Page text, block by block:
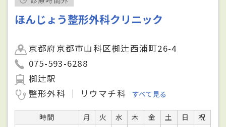
ほんじょう整形外科クリニック
京都府京都市山科区椥辻西浦町26-4
075-593-6288
椥辻駅
整形外科
リウマチ科 すべて見る
時間 月 火 水 木 金 土 日
祝